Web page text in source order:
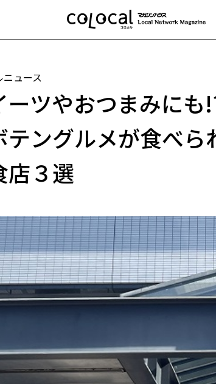
ュース
ーツやおつまみにも
テングルメが食べら
店３選